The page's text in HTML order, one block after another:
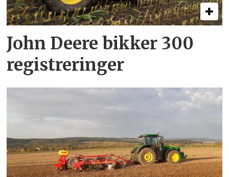
John Deere bikker 300
registreringer